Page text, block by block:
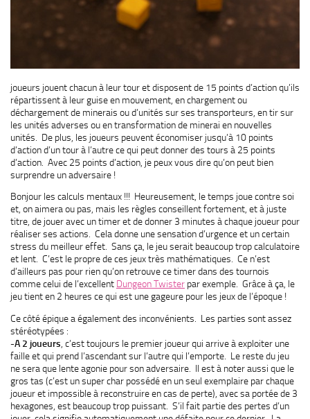
joueurs jouent chacun à leur tour et disposent de 15 points d’action qu’ils
répartissent à leur guise en mouvement, en chargement ou
déchargement de minerais ou d’unités sur ses transporteurs, en tir sur
les unités adverses ou en transformation de minerai en nouvelles
unités. De plus, les joueurs peuvent économiser jusqu’à 10 points
d’action d’un tour à l’autre ce qui peut donner des tours à 25 points
d’action. Avec 25 points d’action, je peux vous dire qu’on peut bien
surprendre un adversaire !
Bonjour les calculs mentaux !!! Heureusement, le temps joue contre soi
et, on aimera ou pas, mais les règles conseillent fortement, et à juste
titre, de jouer avec un timer et de donner 3 minutes à chaque joueur pour
réaliser ses actions. Cela donne une sensation d’urgence et un certain
stress du meilleur effet. Sans ça, le jeu serait beaucoup trop calculatoire
et lent. C’est le propre de ces jeux très mathématiques. Ce n’est
d’ailleurs pas pour rien qu’on retrouve ce timer dans des tournois
comme celui de l’excellent Dungeon Twister par exemple. Grâce à ça, le
jeu tient en 2 heures ce qui est une gageure pour les jeux de l’époque !
Ce côté épique a également des inconvénients. Les parties sont assez
stéréotypées :
-A 2 joueurs , c’est toujours le premier joueur qui arrive à exploiter une
faille et qui prend l’ascendant sur l’autre qui l’emporte. Le reste du jeu
ne sera que lente agonie pour son adversaire. Il est à noter aussi que le
gros tas (c’est un super char possédé en un seul exemplaire par chaque
joueur et impossible à reconstruire en cas de perte), avec sa portée de 3
hexagones, est beaucoup trop puissant. S’il fait partie des pertes d’un